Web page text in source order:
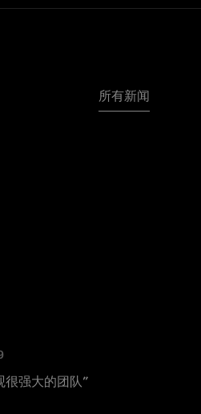
所有新闻
很强大的团队”